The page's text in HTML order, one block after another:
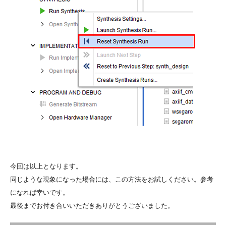
今回は以上となります。
同じような現象になった場合には、この方法をお試しください。参考
になれば幸いです。
最後までお付き合いいただきありがとうございました。